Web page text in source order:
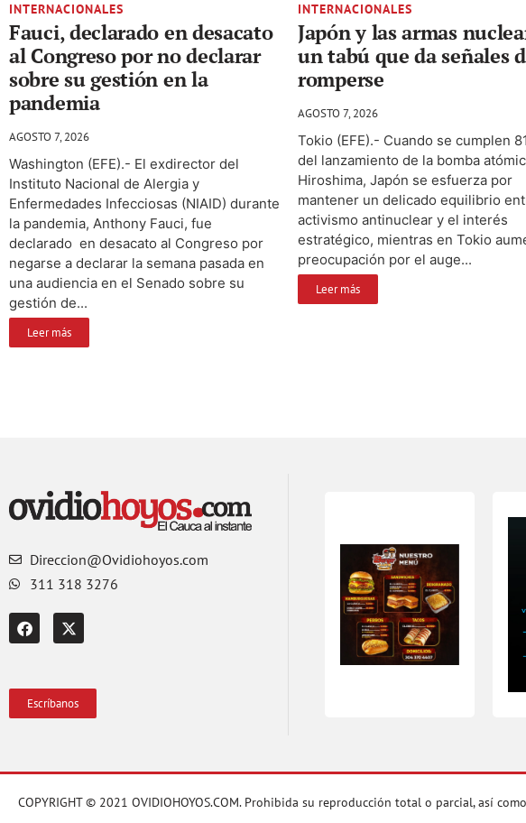
INTERNACIONALES
Fauci, declarado en desacato
al Congreso por no declarar
sobre su gestión en la
pandemia
AGOSTO 7, 2026
Washington (EFE).- El exdirector del
Instituto Nacional de Alergia y
Enfermedades Infecciosas (NIAID) durante
la pandemia, Anthony Fauci, fue
declarado en desacato al Congreso por
negarse a declarar la semana pasada en
una audiencia en el Senado sobre su
gestión de...
Leer más
INTERNACIONALES
Japón y las armas
un tabú que da señales
romperse
AGOSTO 7, 2026
Tokio (EFE).- Cuando se cumplen
del lanzamiento de la bomba
Hiroshima, Japón se esfuerza por
mantener un delicado equilibrio
activismo antinuclear y el interés
estratégico, mientras en Tokio
preocupación por el auge...
Leer más
Direccion@Ovidiohoyos.com
311 318 3276
Escríbanos
COPYRIGHT © 2021 OVIDIOHOYOS.COM. Prohibida su reproducción total o parcial, así